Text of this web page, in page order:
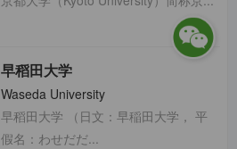
早稻田大学
Waseda University
早稻田大学 （日文：早稲田大学， 平
假名：わせだだ...